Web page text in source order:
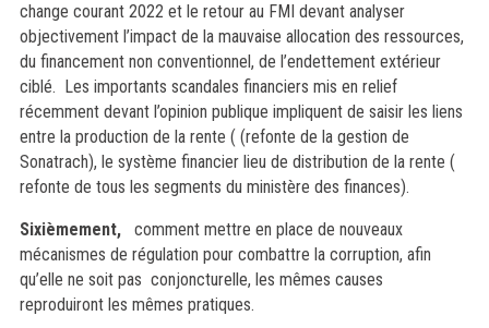
change courant 2022 et le retour au FMI devant analyser
objectivement l’impact de la mauvaise allocation des ressources,
du financement non conventionnel, de l’endettement extérieur
ciblé. Les importants scandales financiers mis en relief
récemment devant l’opinion publique impliquent de saisir les liens
entre la production de la rente ( (refonte de la gestion de
Sonatrach), le système financier lieu de distribution de la rente (
refonte de tous les segments du ministère des finances).
Sixièmement,comment mettre en place de nouveaux
mécanismes de régulation pour combattre la corruption, afin
qu’elle ne soit pas conjoncturelle, les mêmes causes
reproduiront les mêmes pratiques.